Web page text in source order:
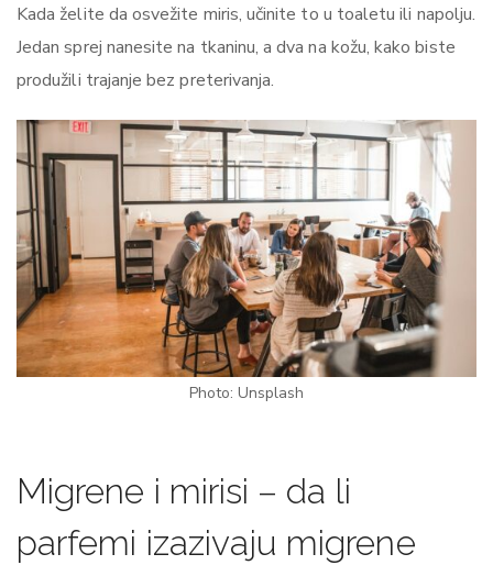
Kada želite da osvežite miris, učinite to u toaletu ili napolju.
Jedan sprej nanesite na tkaninu, a dva na kožu, kako biste
produžili trajanje bez preterivanja.
Photo: Unsplash
Migrene i mirisi – da li
parfemi izazivaju migrene